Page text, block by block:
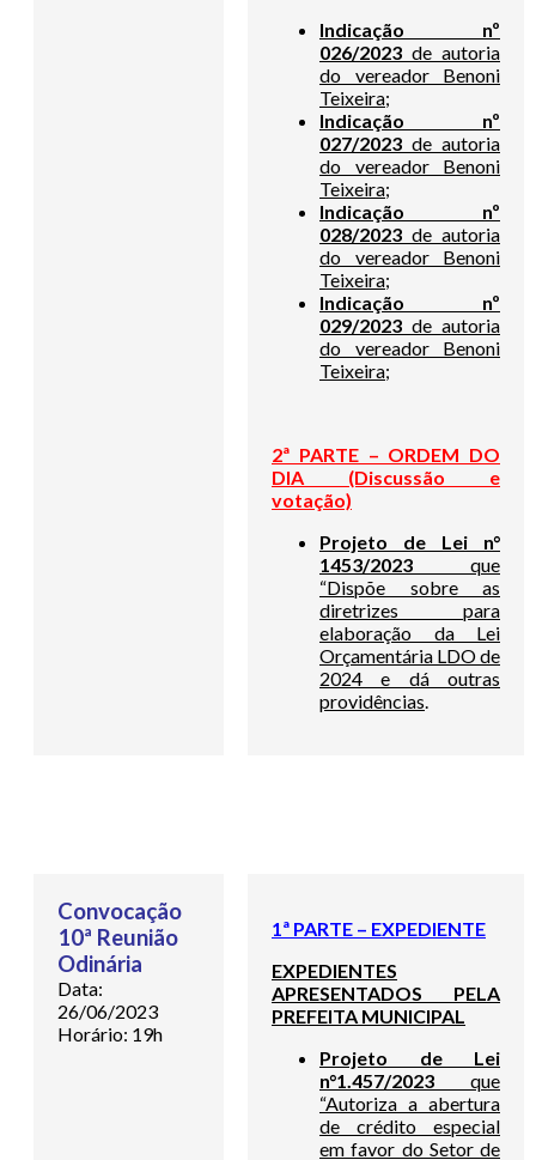
Indicação nº
026/2023 de autoria
do vereador Benoni
Teixeira;
Indicação nº
027/2023 de autoria
do vereador Benoni
Teixeira;
Indicação nº
028/2023 de autoria
do vereador Benoni
Teixeira;
Indicação nº
029/2023 de autoria
do vereador Benoni
Teixeira;
2ª PARTE – ORDEM DO
DIA (Discussão e
votação)
Projeto de Lei n°
1453/2023 que
“Dispõe sobre as
diretrizes para
elaboração da Lei
Orçamentária LDO de
2024 e dá outras
providências.
Convocação
10ª Reunião
Odinária
Data:
26/06/2023
Horário: 19h
1ª PARTE – EXPEDIENTE
EXPEDIENTES
APRESENTADOS PELA
PREFEITA MUNICIPAL
Projeto de Lei
n°1.457/2023 que
“Autoriza a abertura
de crédito especial
em favor do Setor de